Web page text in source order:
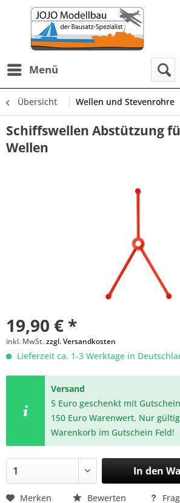
Menü
Übersicht Wellen und Stevenrohre
Schiffswellen Abstützung
Wellen
19,90 € *
inkl. MwSt.zzgl. Versandkosten
Lieferzeit ca. 1-3 Werktage in
Versand
5 Euro geschenkt mit
150 Euro Warenwert. Nur
Warenkorb im Gutschein Feld!
In den
Merken Bewerten